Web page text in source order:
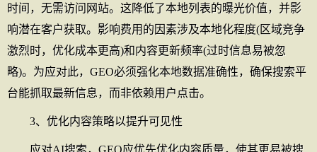
时间，无需访问网站。这降低了本地列表的曝光价值，并影
响潜在客户获取。影响费用的因素涉及本地化程度(区域竞争
激烈时，优化成本更高)和内容更新频率(过时信息易被忽
略)。为应对此，GEO必须强化本地数据准确性，确保搜索平
台能抓取最新信息，而非依赖用户点击。
3、优化内容策略以提升可见性